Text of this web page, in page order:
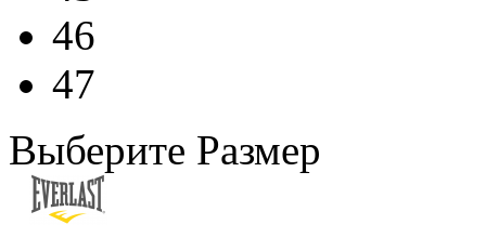
46
47
Выберите Размер